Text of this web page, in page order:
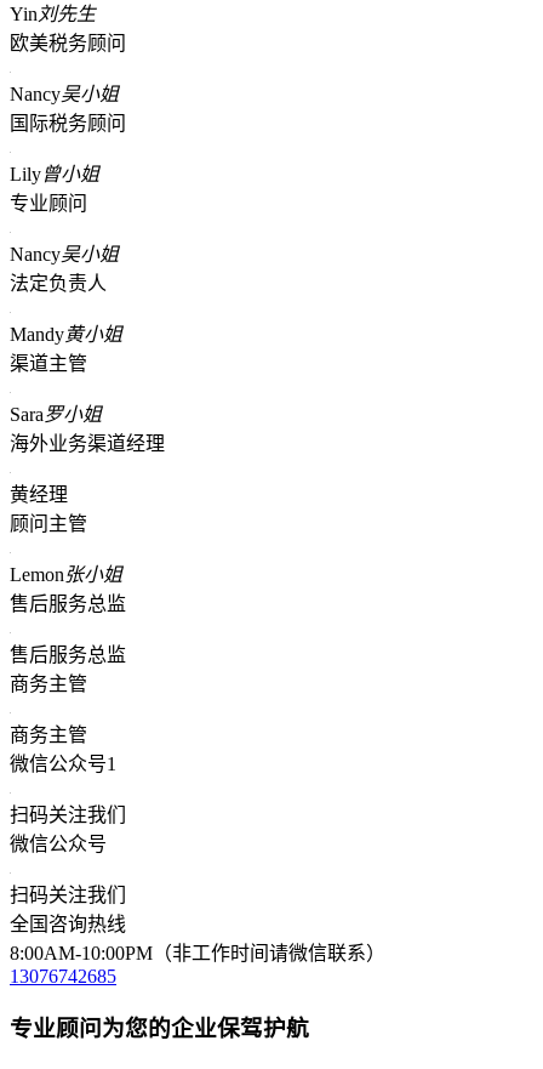
Yin 刘先生
欧美税务顾问
Nancy吴小姐
国际税务顾问
Lily曾小姐
专业顾问
Nancy吴小姐
法定负责人
Mandy黄小姐
渠道主管
Sara罗小姐
海外业务渠道经理
黄经理
顾问主管
Lemon张小姐
售后服务总监
售后服务总监
商务主管
商务主管
微信公众号1
扫码关注我们
微信公众号
扫码关注我们
全国咨询热线
8:00AM-10:00PM（非工作时间请微信联系）
13076742685
专业顾问为您的企业保驾护航